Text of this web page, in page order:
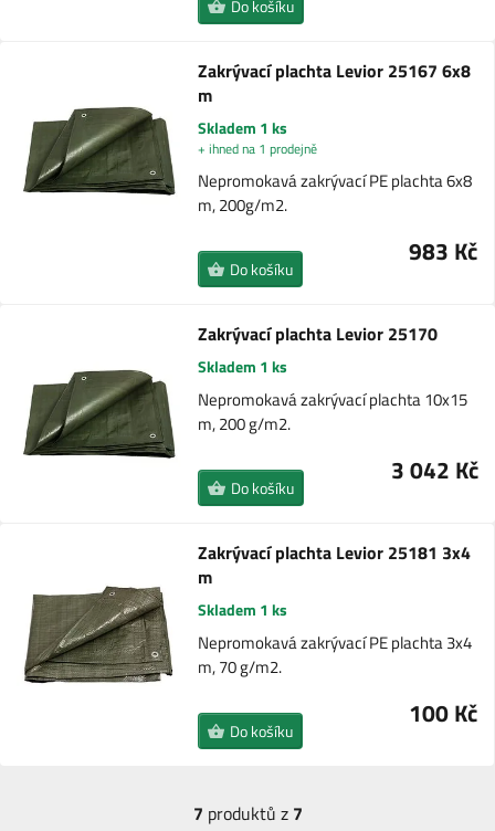
Do košíku
Zakrývací plachta Levior 25167 6x8
m
Skladem 1 ks
+ ihned na 1 prodejně
Nepromokavá zakrývací PE plachta 6x8
m, 200g/m2.
983 Kč
Do košíku
Zakrývací plachta Levior 25170
Skladem 1 ks
Nepromokavá zakrývací plachta 10x15
m, 200 g/m2.
3 042 Kč
Do košíku
Zakrývací plachta Levior 25181 3x4
m
Skladem 1 ks
Nepromokavá zakrývací PE plachta 3x4
m, 70 g/m2.
100 Kč
Do košíku
7 produktů z 7